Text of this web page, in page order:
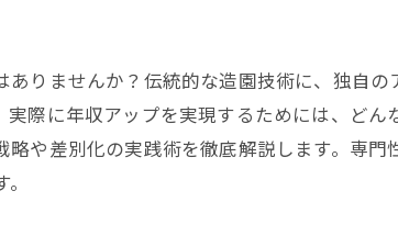
りませんか？伝統的な造園技術に、独自
際に年収アップを実現するためには、ど
や差別化の実践術を徹底解説します。専